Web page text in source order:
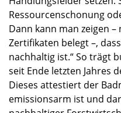
Ressourcenschonung
Dann kann man zeigen
Zertifikaten belegt –,
nachhaltig ist.“ So trägt
seit Ende letzten Jahres
Dieses attestiert der
emissionsarm ist und